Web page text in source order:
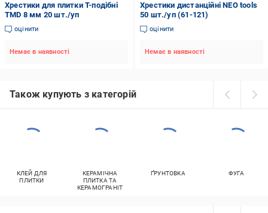
Хрестики для плитки Т-подібні
TMD 8 мм 20 шт./уп
оцінити
Немає в наявності
Хрестики дистанційні NEO tools
50 шт./уп (61-121)
оцінити
Немає в наявності
Також купують з категорій
КЛЕЙ ДЛЯ
ПЛИТКИ
КЕРАМІЧНА
ПЛИТКА ТА
КЕРАМОГРАНІТ
ҐРУНТОВКА ФУГА